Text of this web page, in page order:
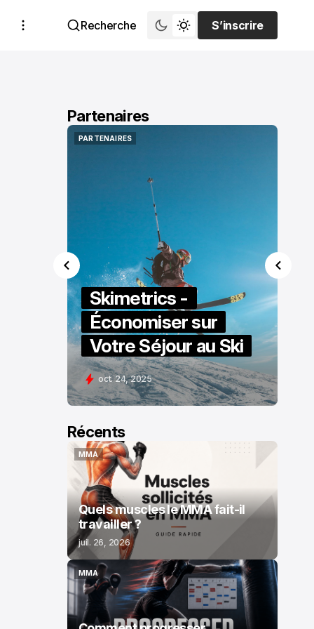
Recherche
S’inscrire
S’inscrire
Partenaires
PARTENAIRES
Skimetrics -
Économiser sur
Votre Séjour au Ski
oct. 24, 2025
Récents
MMA
MMA
Quels muscles le MMA fait-il
travailler ?
juil. 26, 2026
MMA
MMA